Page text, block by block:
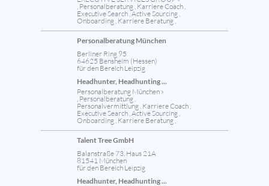
, Personalberatung , Karriere Coach ,
Executive Search , Active Sourcing ,
Onboarding , Karriere Beratung ,
Personalberatung München
Berliner Ring 95
64625 Bensheim (Hessen)
für den Bereich Leipzig
Headhunter, Headhunting ...
Personalberatung München »
, Personalberatung ,
Personalvermittlung , Karriere Coach ,
Executive Search , Active Sourcing ,
Onboarding , Karriere Beratung ,
Talent Tree GmbH
Balanstraße 73, Haus 21A
81541 München
für den Bereich Leipzig
Headhunter, Headhunting ...